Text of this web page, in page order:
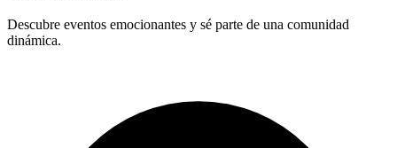
Descubre eventos emocionantes y sé parte de una comunidad
dinámica.